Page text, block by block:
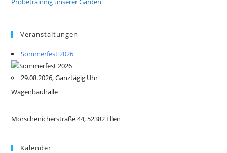
Veranstaltungen
Sommerfest 2026
29.08.2026, Ganztägig Uhr
Wagenbauhalle
Morschenicherstraße 44, 52382 Ellen
Kalender